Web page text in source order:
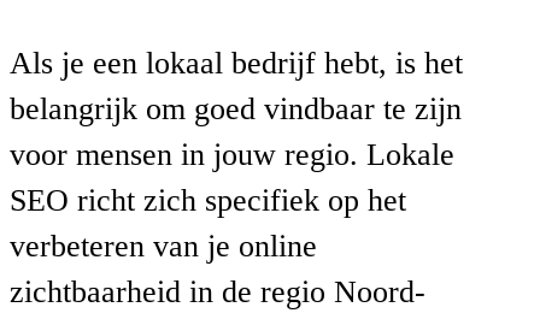
Als je een lokaal bedrijf hebt, is het
belangrijk om goed vindbaar te zijn
voor mensen in jouw regio. Lokale
SEO richt zich specifiek op het
verbeteren van je online
zichtbaarheid in de regio Noord-